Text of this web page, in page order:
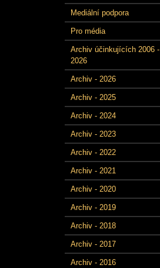
Mediální podpora
Pro média
Archiv účinkujících 2006 -
2026
Archiv - 2026
Archiv - 2025
Archiv - 2024
Archiv - 2023
Archiv - 2022
Archiv - 2021
Archiv - 2020
Archiv - 2019
Archiv - 2018
Archiv - 2017
Archiv - 2016